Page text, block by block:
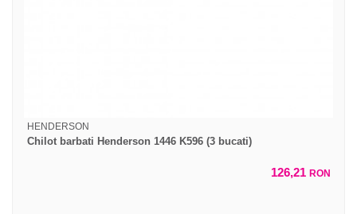
HENDERSON
Chilot barbati Henderson 1446 K596 (3 bucati)
126,21 RON